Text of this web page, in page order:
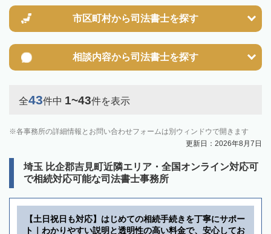
す。その他の相続手続きも任せることが可能です。
また、義務化に伴い、相続人申告登記制度が創設されました。遺産分割
の話し合いがまとまらず登記できない場合は、この制度の活用を検討し
市区町村から司法書士を探す
相談内容から司法書士を探す
全43件中 1~43件を表示
各事務所の詳細情報とお問い合わせフォームは別ウィンドウで開きます
更新日：2026年8月7日
埼玉 比企郡吉見町近隣エリア・全国オンライン対応可
で相続対応可能な司法書士事務所
【土日祝日も対応】はじめての相続手続きを丁寧にサポー
ト｜わかりやすい説明と透明性の高い料金で、安心してお